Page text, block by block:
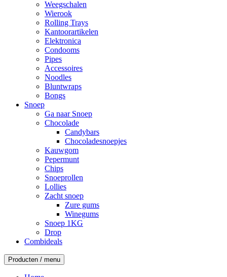
Weegschalen
Wierook
Rolling Trays
Kantoorartikelen
Elektronica
Condooms
Pipes
Accessoires
Noodles
Bluntwraps
Bongs
Snoep
Ga naar Snoep
Chocolade
Candybars
Chocoladesnoepjes
Kauwgom
Pepermunt
Chips
Snoeprollen
Lollies
Zacht snoep
Zure gums
Winegums
Snoep 1KG
Drop
Combideals
Producten / menu